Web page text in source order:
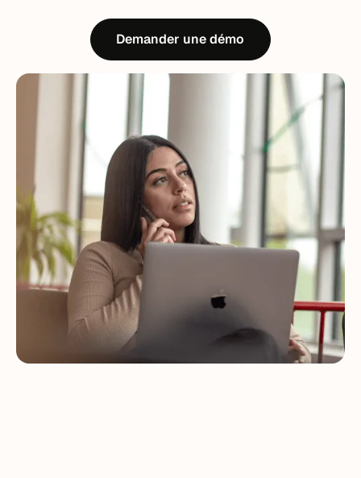
Demander une démo